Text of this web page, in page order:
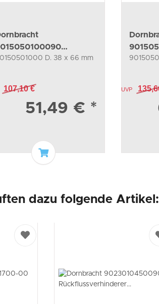
Ersatzteile
D. 38 x 66 mm
107,10 €
51,49 € *
In den Warenkorb
UVP
dazu folgende Artikel: